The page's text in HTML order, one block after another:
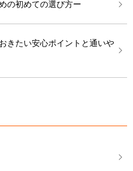
の初めての選び方ー
きたい安心ポイントと通いや